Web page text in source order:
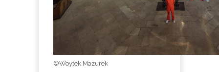
©Woytek Mazurek